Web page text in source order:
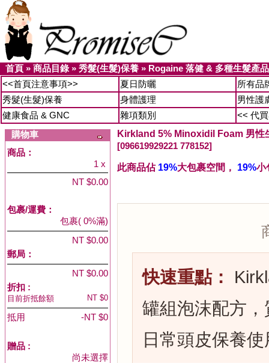
首頁 » 商品目錄» 秀髮(生髮)保養 » Rogaine 落健 & 多種生髮產品
<<首頁注意事項>>
夏日防曬
所有品
秀髮(生髮)保養
身體護理
男性護
健康食品 & GNC
雜項類別
<< 代
購物車
商品：
1 x
NT $0.00
包裹/運費：
包裹( 0%滿)
NT $0.00
郵局：
NT $0.00
折扣 :
目前折抵餘額 NT $0
抵用 -NT $0
贈品 :
尚未選擇
Kirkland 5% Minoxidil Foam 男性
[096619929221 778152]
此商品佔 19%大包裹空間， 19%小
快速重點：
罐組泡沫配方
日常頭皮保養